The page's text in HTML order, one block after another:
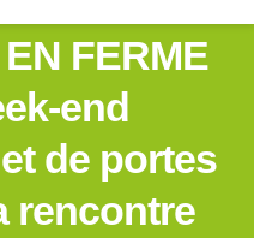
FERME
end
de portes
rencontre